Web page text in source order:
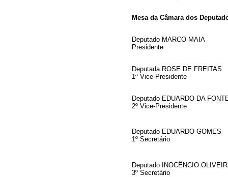
Mesa da Câmara dos
Deputado MARCO MAIA
Presidente
Deputada ROSE DE FREITAS
1ª Vice-Presidente
Deputado EDUARDO DA
2º Vice-Presidente
Deputado EDUARDO GOMES
1º Secretário
Deputado INOCÊNCIO
3º Secretário